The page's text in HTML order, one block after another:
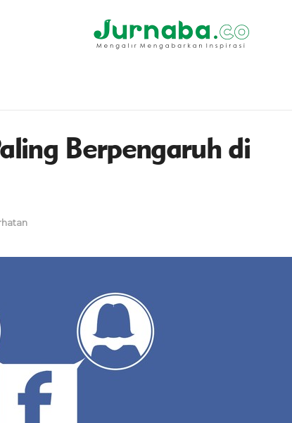
Berpengaruh di